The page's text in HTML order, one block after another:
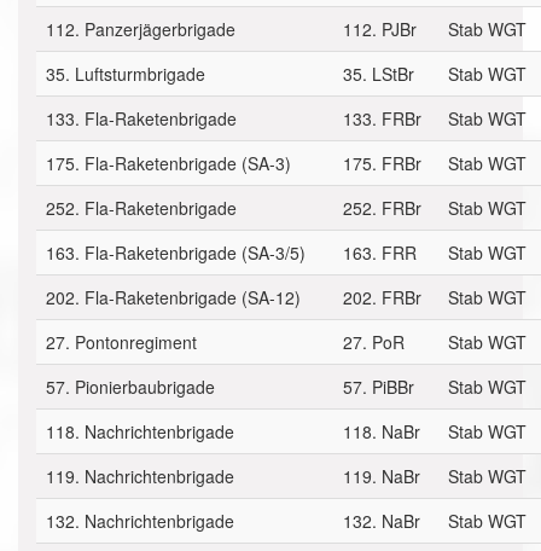
112. Panzerjägerbrigade
112. PJBr
Stab WGT
35. Luftsturmbrigade
35. LStBr
Stab WGT
133. Fla-Raketenbrigade
133. FRBr
Stab WGT
175. Fla-Raketenbrigade (SA-3)
175. FRBr
Stab WGT
252. Fla-Raketenbrigade
252. FRBr
Stab WGT
163. Fla-Raketenbrigade (SA-3/5)
163. FRR
Stab WGT
202. Fla-Raketenbrigade (SA-12)
202. FRBr
Stab WGT
27. Pontonregiment
27. PoR
Stab WGT
57. Pionierbaubrigade
57. PiBBr
Stab WGT
118. Nachrichtenbrigade
118. NaBr
Stab WGT
119. Nachrichtenbrigade
119. NaBr
Stab WGT
132. Nachrichtenbrigade
132. NaBr
Stab WGT